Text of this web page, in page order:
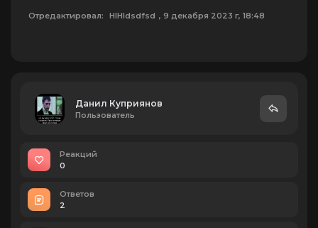
Отредактировал: HIHIdsdfsd , 9 декабря 2023 г, 18:48
Данил Куприянов
Пользователь
Реакций
0
Ответов
2